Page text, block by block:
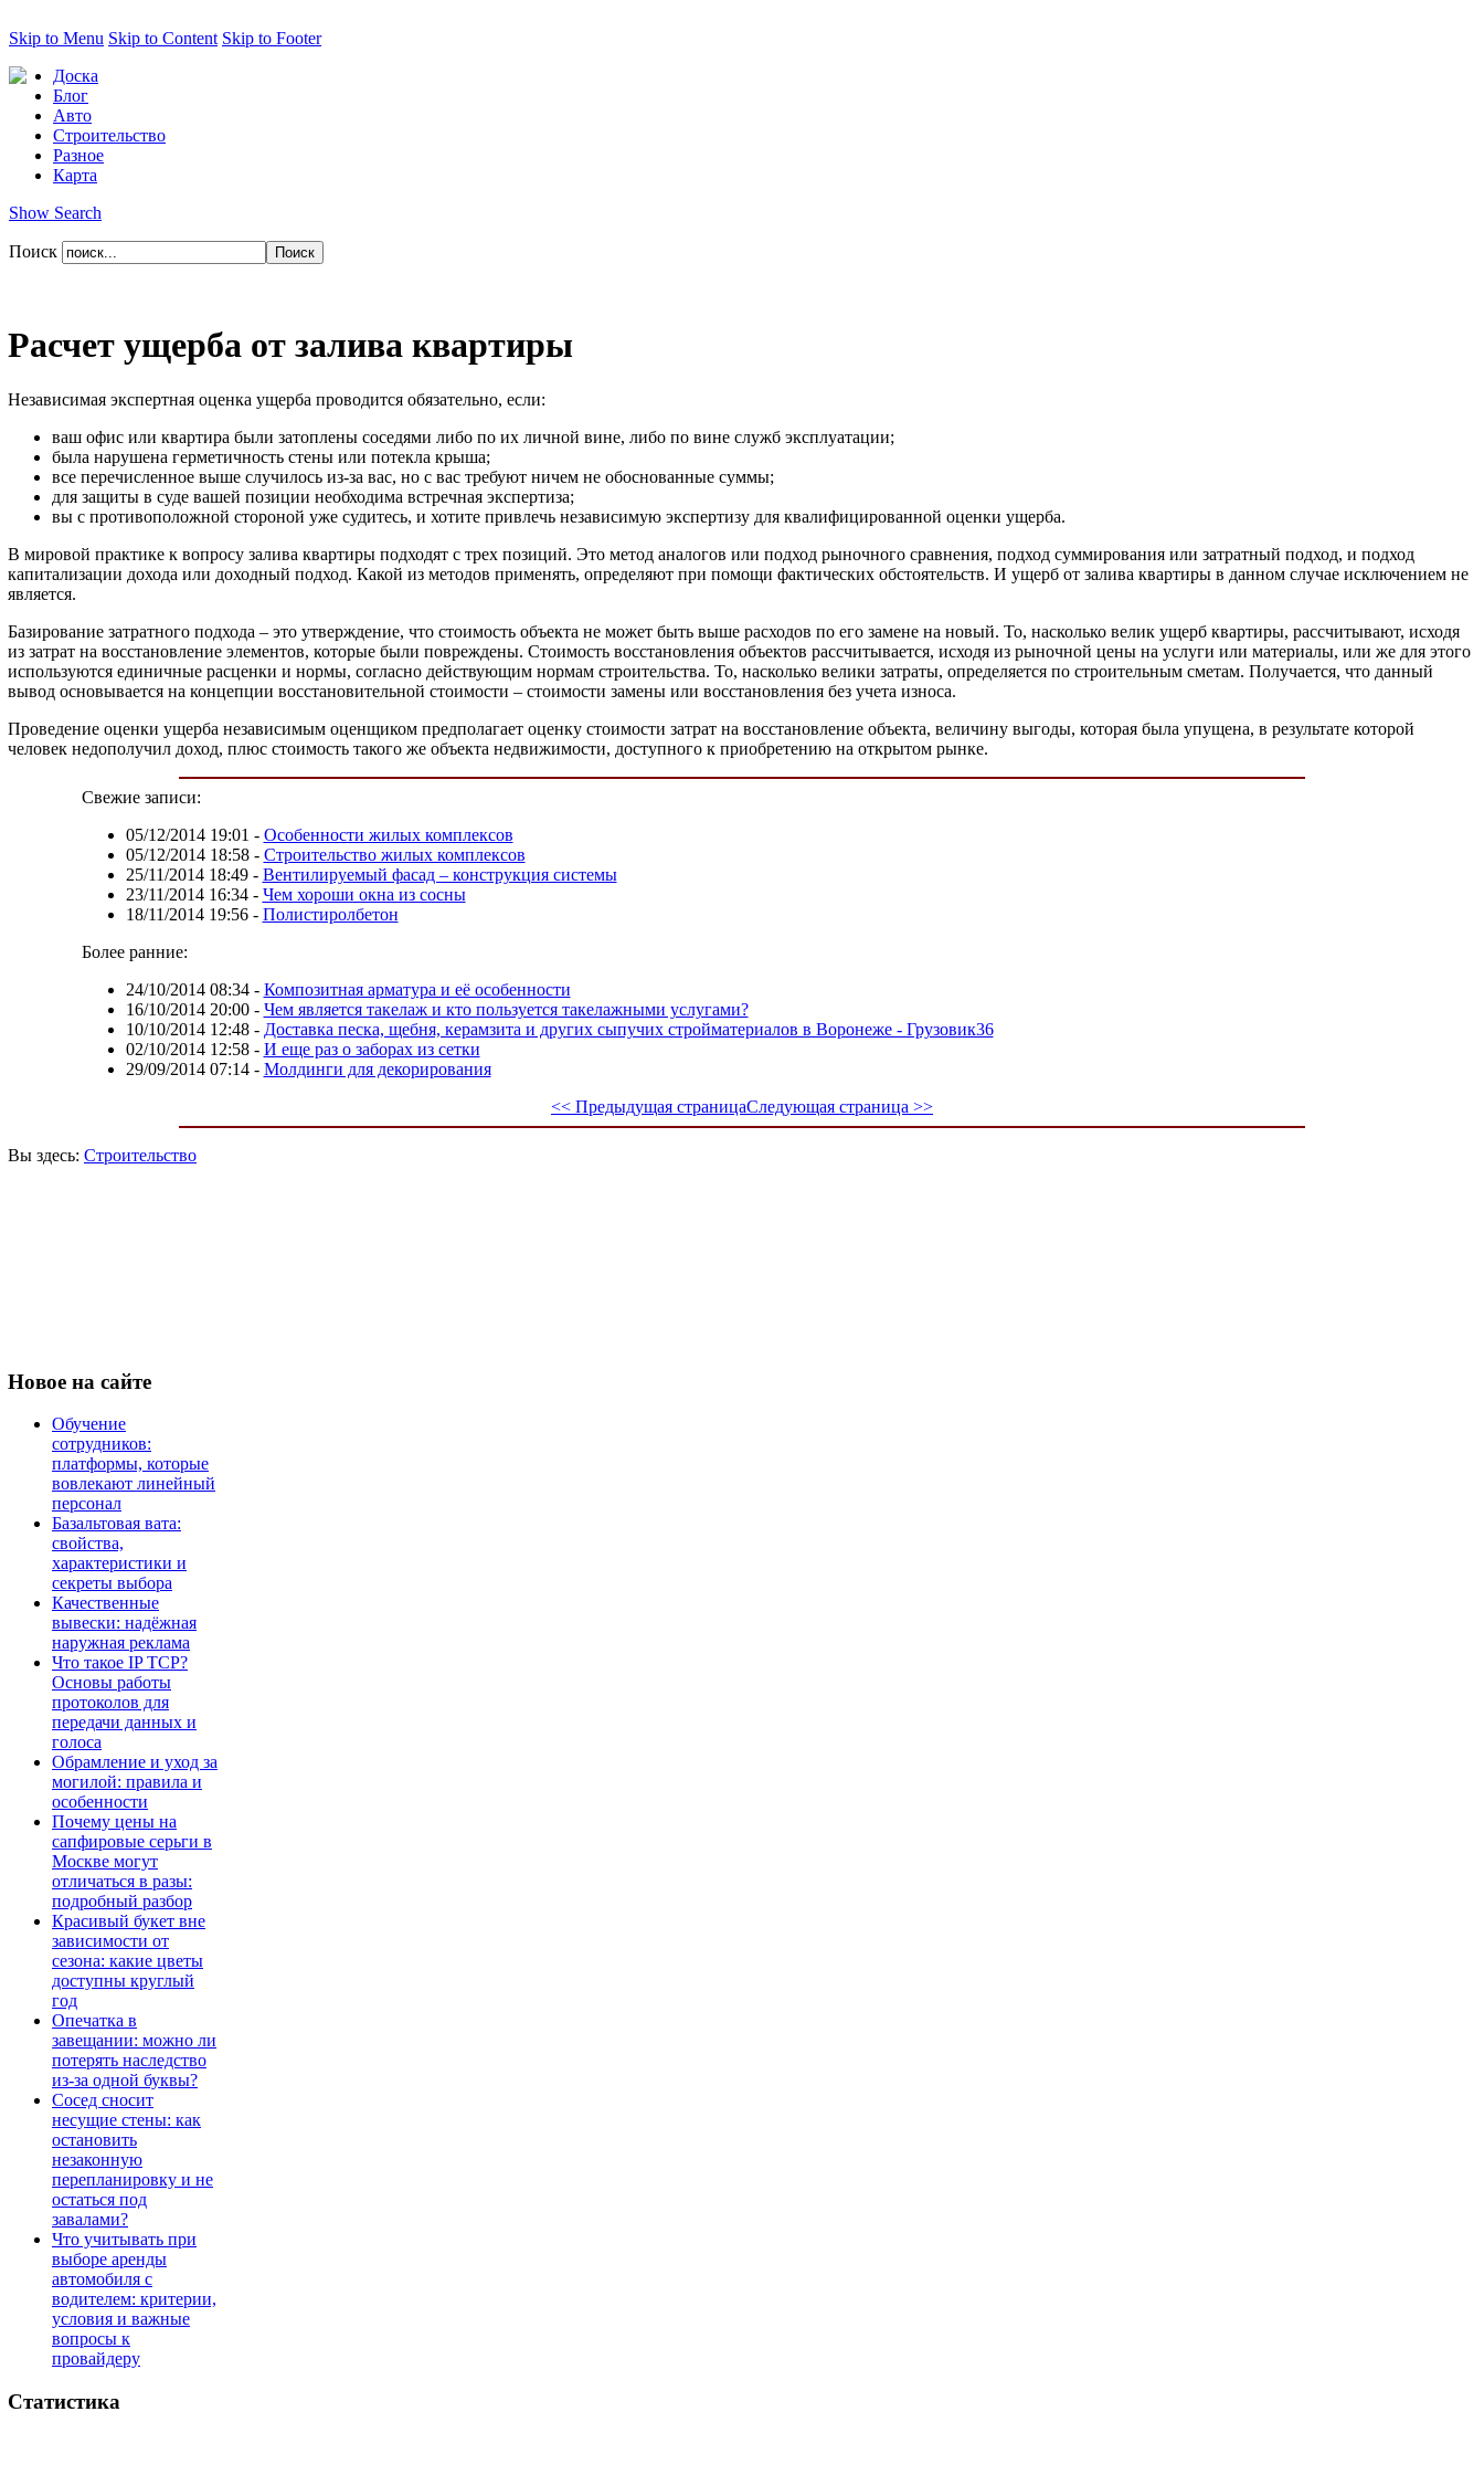
Skip to Menu Skip to Content Skip to Footer
Доска
Блог
Авто
Строительство
Разное
Карта
Show Search
Поиск
Расчет ущерба от залива квартиры
Независимая экспертная оценка ущерба проводится обязательно, если:
ваш офис или квартира были затоплены соседями либо по их личной вине, либо по вине служб эксплуатации;
была нарушена герметичность стены или потекла крыша;
все перечисленное выше случилось из-за вас, но с вас требуют ничем не обоснованные суммы;
для защиты в суде вашей позиции необходима встречная экспертиза;
вы с противоположной стороной уже судитесь, и хотите привлечь независимую экспертизу для квалифицированной оценки ущерба.
В мировой практике к вопросу залива квартиры подходят с трех позиций. Это метод аналогов или подход рыночного сравнения, подход суммирования или затратный подход, и подход
капитализации дохода или доходный подход. Какой из методов применять, определяют при помощи фактических обстоятельств. И ущерб от залива квартиры в данном случае исключением не
является.
Базирование затратного подхода – это утверждение, что стоимость объекта не может быть выше расходов по его замене на новый. То, насколько велик ущерб квартиры, рассчитывают, исходя
из затрат на восстановление элементов, которые были повреждены. Стоимость восстановления объектов рассчитывается, исходя из рыночной цены на услуги или материалы, или же для этого
используются единичные расценки и нормы, согласно действующим нормам строительства. То, насколько велики затраты, определяется по строительным сметам. Получается, что данный
вывод основывается на концепции восстановительной стоимости – стоимости замены или восстановления без учета износа.
Проведение оценки ущерба независимым оценщиком предполагает оценку стоимости затрат на восстановление объекта, величину выгоды, которая была упущена, в результате которой
человек недополучил доход, плюс стоимость такого же объекта недвижимости, доступного к приобретению на открытом рынке.
Свежие записи:
05/12/2014 19:01 - Особенности жилых комплексов
05/12/2014 18:58- Строительство жилых комплексов
25/11/2014 18:49- Вентилируемый фасад – конструкция системы
23/11/2014 16:34- Чем хороши окна из сосны
18/11/2014 19:56- Полистиролбетон
Более ранние:
24/10/2014 08:34- Композитная арматура и её особенности
16/10/2014 20:00- Чем является такелаж и кто пользуется такелажными услугами?
10/10/2014 12:48- Доставка песка, щебня, керамзита и других сыпучих стройматериалов в Воронеже - Грузовик36
02/10/2014 12:58- И еще раз о заборах из сетки
29/09/2014 07:14- Молдинги для декорирования
<< Предыдущая страницаСледующая страница >>
Вы здесь: Строительство
Новое на сайте
Обучение
сотрудников:
платформы, которые
вовлекают линейный
персонал
Базальтовая вата:
свойства,
характеристики и
секреты выбора
Качественные
вывески: надёжная
наружная реклама
Что такое IP TCP?
Основы работы
протоколов для
передачи данных и
голоса
Обрамление и уход за
могилой: правила и
особенности
Почему цены на
сапфировые серьги в
Москве могут
отличаться в разы:
подробный разбор
Красивый букет вне
зависимости от
сезона: какие цветы
доступны круглый
год
Опечатка в
завещании: можно ли
потерять наследство
из-за одной буквы?
Сосед сносит
несущие стены: как
остановить
незаконную
перепланировку и не
остаться под
завалами?
Что учитывать при
выборе аренды
автомобиля с
водителем: критерии,
условия и важные
вопросы к
провайдеру
Статистика